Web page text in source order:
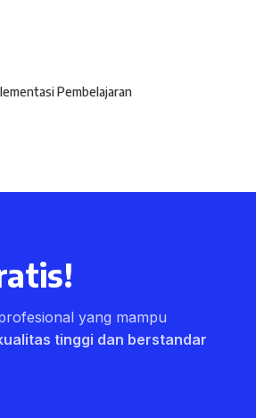
Pembelajaran
yang mampu
tinggi dan berstandar